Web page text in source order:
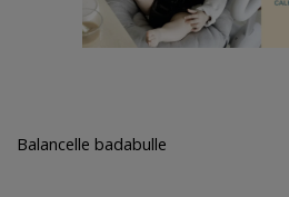
Balancelle badabulle